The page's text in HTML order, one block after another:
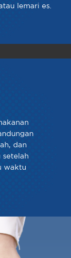
lemari es.
dan
setelah
waktu